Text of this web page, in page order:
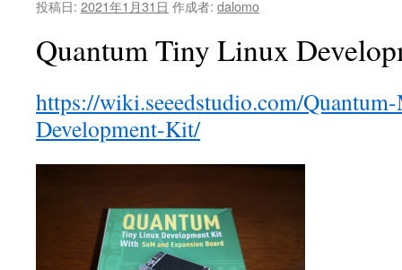
投稿日: 2021年1月31日 作成者: dalomo
Quantum Tiny Linux
https://wiki.seeedstudio.com/
Development-Kit/